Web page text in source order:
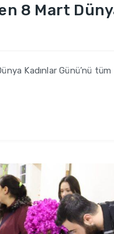
8 Mart
Kadınlar Günü’nü